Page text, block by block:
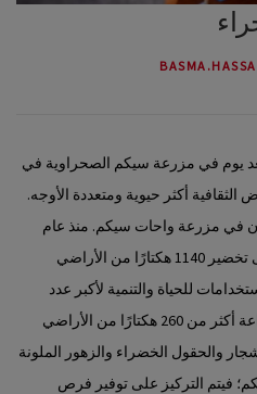
يوم في مزرعة سيكم الصحراوية في
أكثر حيوية ومتعددة الأوجه.
شخصًا ويعملون في مزرعة واحات سيكم. منذ عام
2019 ، تركز سيكم بشكل خاص على تخضير 1140 هكتارًا من الأراضي
للحياة والتنمية لأكبر عدد
ممكن من الناس. وبالتالي، تمت زراعة أكثر من 260 هكتارًا من الأراضي
والحقول الخضراء والزهور الملونة
فيتم التركيز على توفير فرص